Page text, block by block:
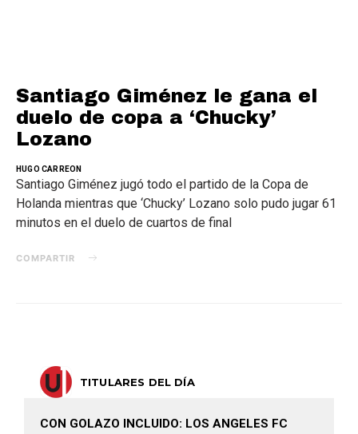
Santiago Giménez le gana el
duelo de copa a ‘Chucky’
Lozano
HUGO CARREON
Santiago Giménez jugó todo el partido de la Copa de
Holanda mientras que ‘Chucky’ Lozano solo pudo jugar 61
minutos en el duelo de cuartos de final
COMPARTIR
TITULARES DEL DÍA
CON GOLAZO INCLUIDO: LOS ANGELES FC